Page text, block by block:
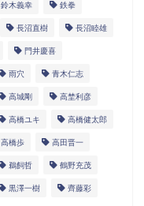
鈴木義幸 鉄拳
長沼直樹 長沼睦雄
門井慶喜
雨穴 青木仁志
高城剛 高埜利彦
高橋ユキ 高橋健太郎
高橋歩 高田晋一
鵜飼哲 鶴野充茂
黒澤一樹 齊藤彩